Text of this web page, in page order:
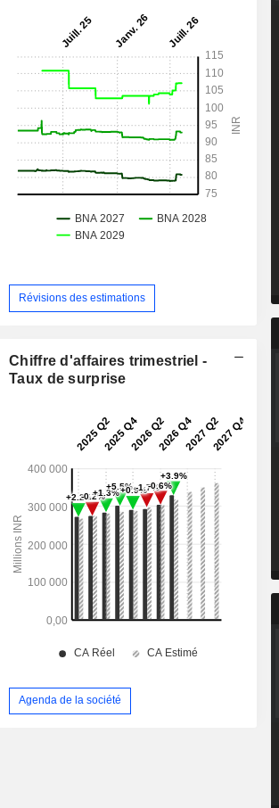
2,41% 2,33% 2,28%
16% 16,14%
- - -
- -
-
12 13,68
10% 9,09% 14,02%
471,2 535,7
20,82% 14,9% 13,7%
65,89 69,2 80,71
14,93% 5,02% 16,63%
7 161 190 7 175 615 7 175 615
Révisions des estimations
Chiffre d'affaires trimestriel -
Taux de surprise
Agenda de la société